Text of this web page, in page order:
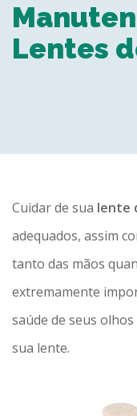
Obs.: a data e
submetidos a
Lentes
Cuidar de sua lente
adequados, assim
tanto das mãos
extremamente
saúde de seus
sua lente.